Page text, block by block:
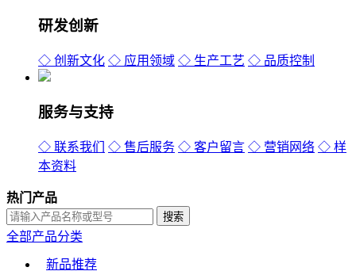
研发创新
◇ 创新文化 ◇ 应用领域 ◇ 生产工艺 ◇ 品质控制
服务与支持
◇ 联系我们 ◇ 售后服务 ◇ 客户留言 ◇ 营销网络 ◇ 样
本资料
热门产品
全部产品分类
新品推荐